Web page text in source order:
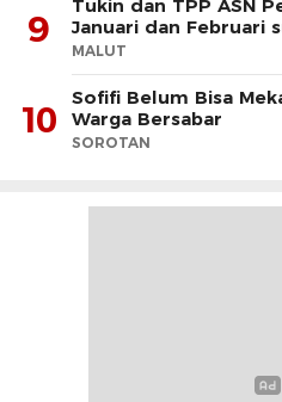
9
Tukin dan TPP ASN
Januari dan Februari
MALUT
10
Sofifi Belum Bisa
Warga Bersabar
SOROTAN